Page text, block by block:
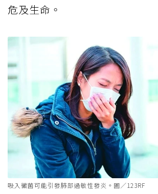
危及生命。
吸入黴菌可能引發肺部過敏性發炎。圖／123RF